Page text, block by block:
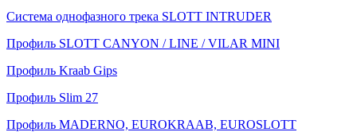
Система однофазного трека SLOTT INTRUDER
Профиль SLOTT CANYON / LINE / VILAR MINI
Профиль Kraab Gips
Профиль Slim 27
Профиль MADERNO, EUROKRAAB, EUROSLOTT